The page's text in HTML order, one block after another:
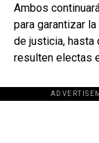
Ambos
para garantizar
de justicia, hasta
resulten electas